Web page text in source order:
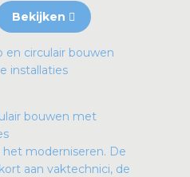
Bekijken
bouwen met
het moderniseren. De
aan vaktechnici, de